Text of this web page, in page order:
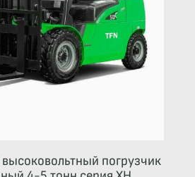
погрузчик